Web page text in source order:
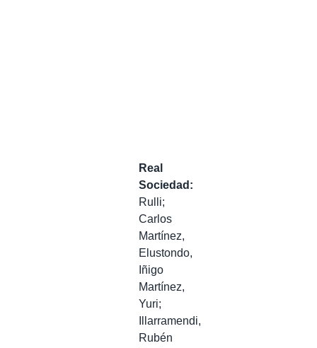
Real
Sociedad:
Rulli;
Carlos
Martínez,
Elustondo,
Iñigo
Martínez,
Yuri;
Illarramendi,
Rubén